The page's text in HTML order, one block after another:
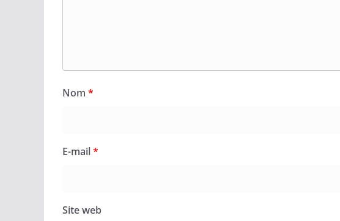
Nom *
E-mail*
Site web